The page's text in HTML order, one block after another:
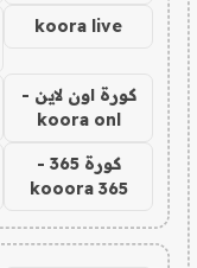
koora live
كورة اون لاين -
koora onl
كورة 365 -
kooora 365